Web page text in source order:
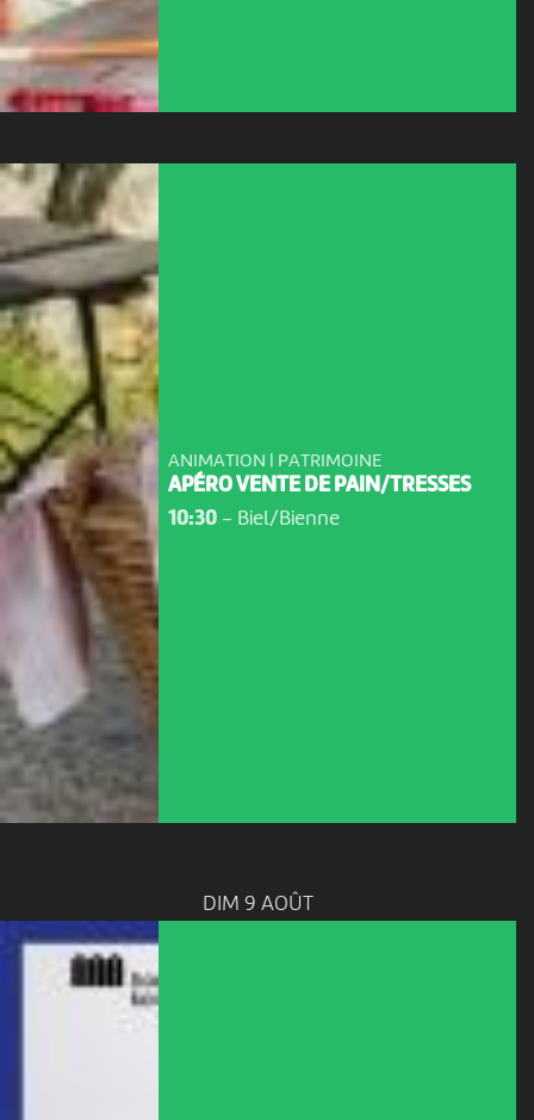
ANIMATION | PATRIMOINE
APÉRO VENTE DE PAIN/TRESSES
10:30- Biel/Bienne
DIM 9 AOÛT